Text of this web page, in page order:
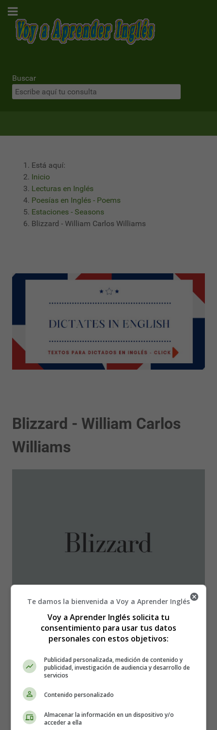
Buscar
Está aquí:
Inicio
Lecturas en Inglés
Poesías en Inglés - Poems
Estaciones - Seasons
Blizzard - William Carlos Williams
Blizzard - William Carlos
Williams
Recursos Educativos en Inglés -
Poems in English
Winter Poems for Kids - Poesías invierno en
Te damos la bienvenida a Voy a Aprender Inglés
Voy a Aprender Inglés solicita tu
consentimiento para usar tus datos
personales con estos objetivos:
Publicidad personalizada, medición de contenido y
publicidad, investigación de audiencia y desarrollo de
servicios
Contenido personalizado
Almacenar la información en un dispositivo y/o
acceder a ella